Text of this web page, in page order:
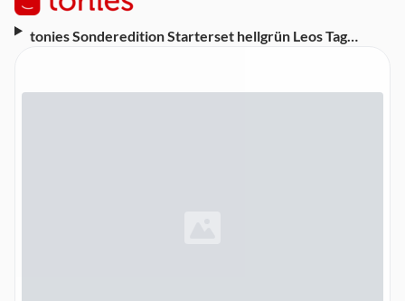
tonies Sonderedition Starterset hellgrün Leos Tag